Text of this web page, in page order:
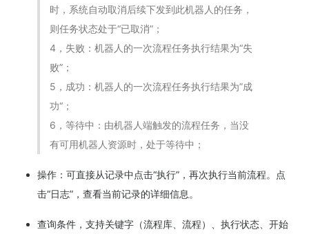
时，系统自动取消后续下发到此机器人的任务，
则任务状态处于“已取消”；
4，失败：机器人的一次流程任务执行结果为“失
败”；
5，成功：机器人的一次流程任务执行结果为”成
功“；
6，等待中：由机器人端触发的流程任务，当没
有可用机器人资源时，处于等待中；
操作：可直接从记录中点击“执行”，再次执行当前流程。点
击“日志”，查看当前记录的详细信息。
查询条件，支持关键字（流程库、流程）、执行状态、开始